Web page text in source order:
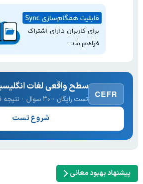
CEFR
سطح واقعی لغات
تست رایگان · ۳۰ سوال · نتیجه فوری
شروع تست
پیشنهاد بهبود معانی